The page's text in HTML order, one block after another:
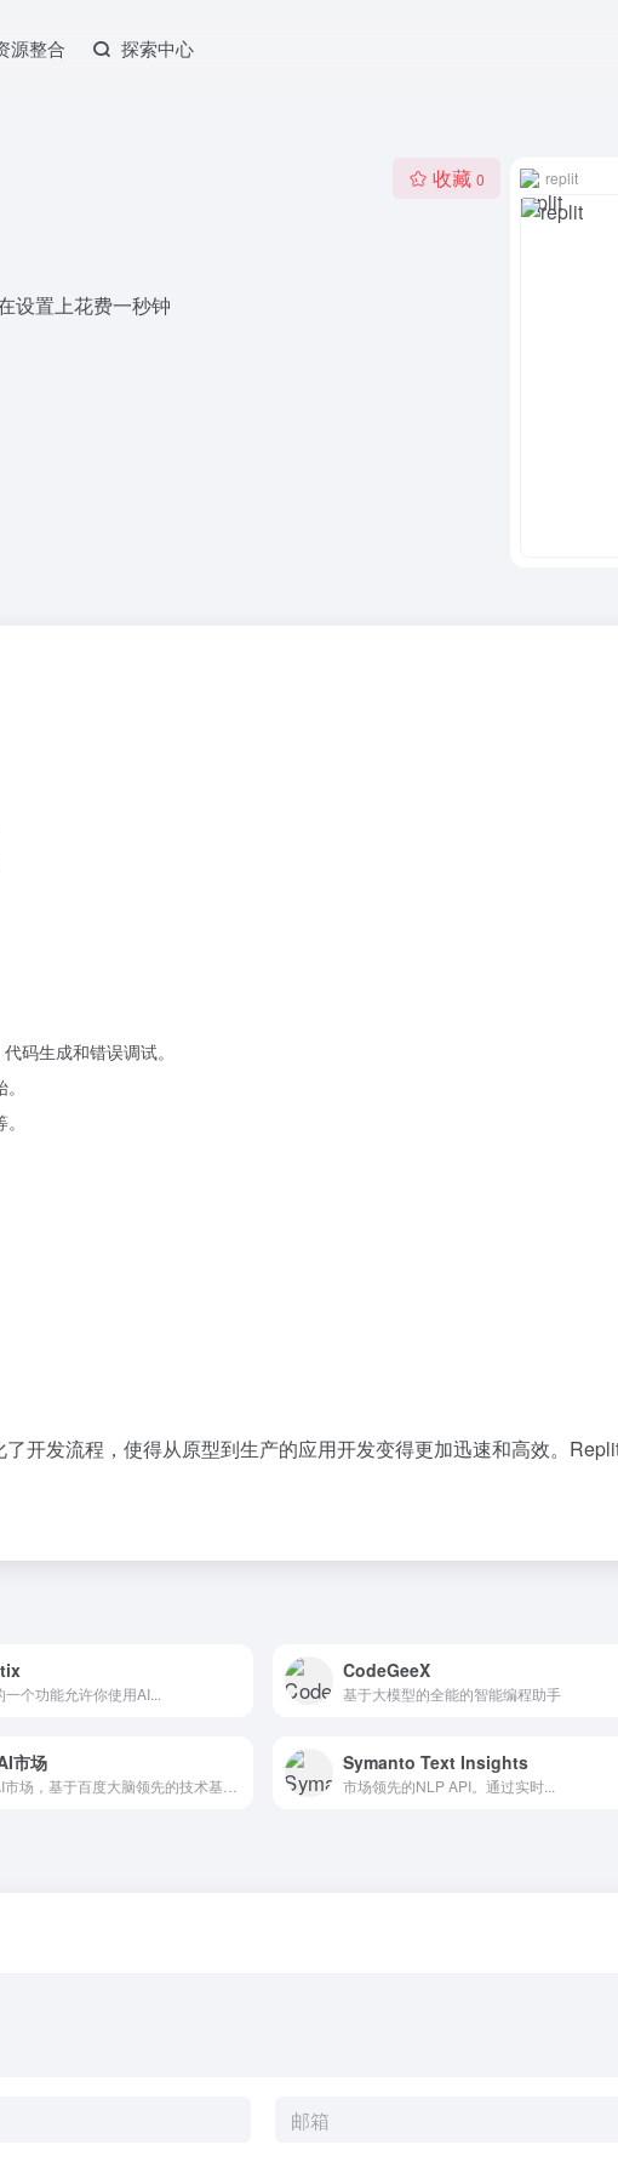
源整合 探索中心
收藏 0
设置上花费一秒钟
replit
码生成和错误调试。
开发流程，使得从原型到生产的应用开发变得更加迅速和高效。
一个功能允许你使用AI...
CodeGeeX
基于大模型的全能的智能编程助手
市场 Symanto Text Insights
市场领先的NLP API。通过实时...